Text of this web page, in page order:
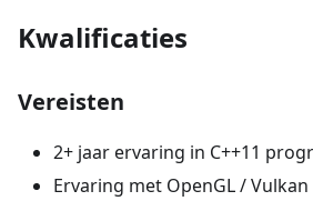
Kwalificaties
Vereisten
2+ jaar ervaring in C++11
Ervaring met OpenGL /